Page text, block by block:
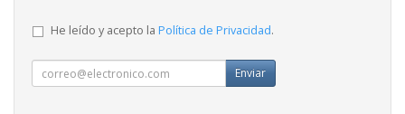
He leído y acepto la Política de Privacidad.
Enviar